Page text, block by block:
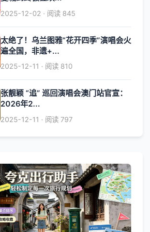
2025-12-02 · 阅读 845
太绝了！乌兰图雅“花开四季”演唱会火
遍全国，非遗+...
2025-12-11 · 阅读 810
张靓颖 “追” 巡回演唱会澳门站官宣：
2026年2...
2025-12-11 · 阅读 797